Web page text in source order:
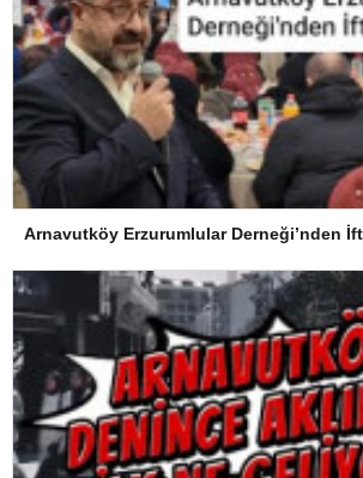
Arnavutköy Erzurumlular Derneği’nden